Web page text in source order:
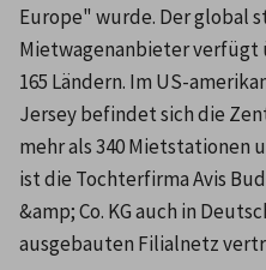
Europe" wurde. Der global
Mietwagenanbieter verfügt
165 Ländern. Im US-
Jersey befindet sich die
mehr als 340 Mietstationen
ist die Tochterfirma Avis
&amp; Co. KG auch in
ausgebauten Filialnetz